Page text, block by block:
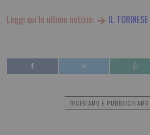
Leggi qui le ultime notizie: IL TORINESE
RICEVIAMO E PUBBLICHIAMO